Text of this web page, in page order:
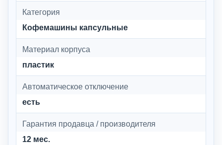
Категория
Кофемашины капсульные
Материал корпуса
пластик
Автоматическое отключение
есть
Гарантия продавца / производителя
12 мес.